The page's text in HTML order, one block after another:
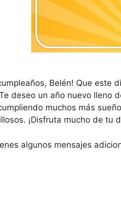
Belén! Que este
deseo un año nuevo lleno
muchos más
¡Disfruta mucho de tu
algunos mensajes